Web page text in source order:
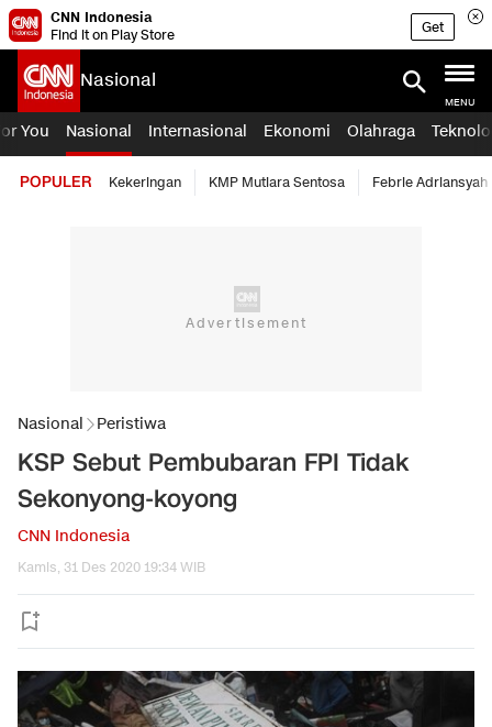
CNN Indonesia
Find it on Play Store
Get
Nasional
MENU
You Nasional Internasional Ekonomi Olahraga
POPULER Kekeringan KMP Mutiara Sentosa Febrie Adriansyah
Nasional Peristiwa
KSP Sebut Pembubaran FPI Tidak
Sekonyong-koyong
CNN Indonesia
Kamis, 31 Des 2020 19:34 WIB